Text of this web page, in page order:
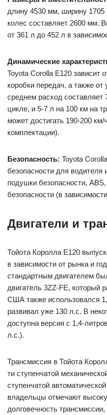
длину 4530 мм, ширину
колес составляет 2600 мм.
от 361 л до 452 л в
Динамические
Toyota Corolla Е120 зависит
коробки передач, а также
среднем расход составляет
цикле, и 5-7 л на 100 км на
может достигать 190-200 км/
комплектации).
Безопасность: Toyota
безопасности для
подушки безопасности,
безопасности (в
Двигатели и
Тойота Королла Е120
в зависимости от рынка и
стандартным двигателем
двигатель 3ZZ-FE, который
США также использовался
развивал уже 130 л.с. В
доступна версия с 1,4-
л.с.).
Трансмиссия в Тойота
ти ступенчатой
ступенчатой
владельцы отмечают
долговечность